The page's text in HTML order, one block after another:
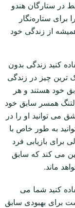
در ستارگان هندو
ستاره‌نگار
از زندگی خود
کنید زندگی بدون
ترین چیز در زندگی
خود هستند و هر
همسر سابق خود
توانید او را در
به طور خاص با
برای بازیابی فرد
می کند که سابق
ماند.
کنید شما می
برای بهبودی سابق